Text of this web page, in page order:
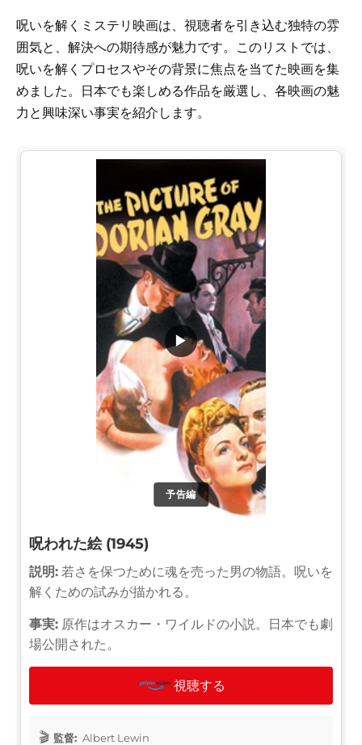
呪いを解くミステリ映画は、視聴者を引き込む独特の雰
囲気と、解決への期待感が魅力です。このリストでは、
呪いを解くプロセスやその背景に焦点を当てた映画を集
めました。日本でも楽しめる作品を厳選し、各映画の魅
力と興味深い事実を紹介します。
予告編
▶
呪われた絵 (1945)
説明: 若さを保つために魂を売った男の物語。呪いを
解くための試みが描かれる。
事実: 原作はオスカー・ワイルドの小説。日本でも劇
場公開された。
視聴する
監督: Albert Lewin